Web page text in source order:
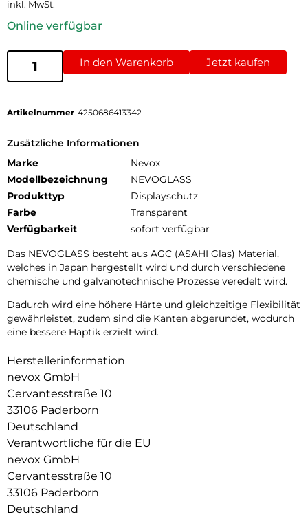
inkl. MwSt.
Online verfügbar
In den Warenkorb Jetzt kaufen
Artikelnummer 4250686413342
Zusätzliche Informationen
Marke
Nevox
Modellbezeichnung
NEVOGLASS
Produkttyp
Displayschutz
Farbe
Transparent
Verfügbarkeit
sofort verfügbar
Das NEVOGLASS besteht aus AGC (ASAHI Glas) Material,
welches in Japan hergestellt wird und durch verschiedene
chemische und galvanotechnische Prozesse veredelt wird.
Dadurch wird eine höhere Härte und gleichzeitige Flexibilität
gewährleistet, zudem sind die Kanten abgerundet, wodurch
eine bessere Haptik erzielt wird.
Herstellerinformation
nevox GmbH
Cervantesstraße 10
33106 Paderborn
Deutschland
Verantwortliche für die EU
nevox GmbH
Cervantesstraße 10
33106 Paderborn
Deutschland